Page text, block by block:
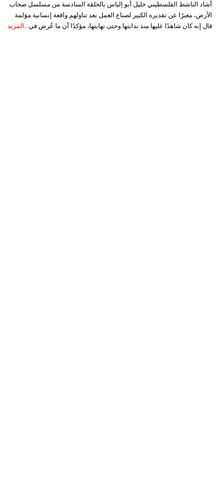
أشاد الناشط الفلسطيني خليل أبو إلياس بالحلقة السادسة من مسلسل صحاب
الأرض، معبرًا عن تقديره الكبير لصناع العمل بعد تناولهم واقعة إنسانية مؤلمة
قال إنه كان شاهدًا عليها منذ بدايتها وحتى نهايتها، مؤكدًا أن ما عُرض في... المزيد